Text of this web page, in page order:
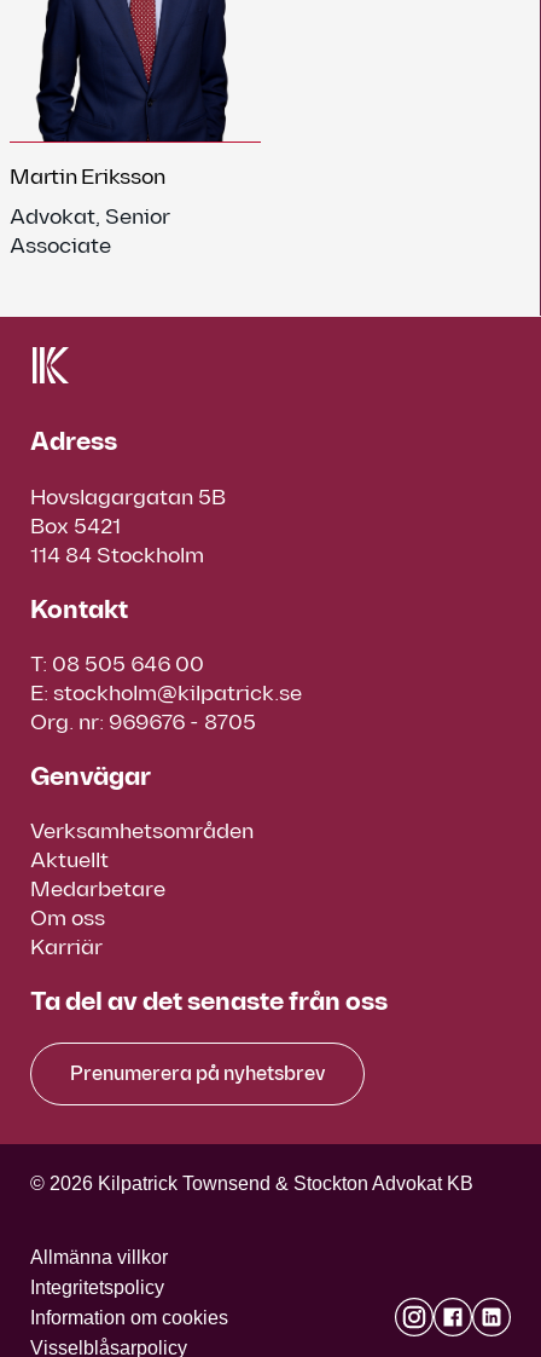
Martin Eriksson
Advokat, Senior
Associate
Adress
Hovslagargatan 5B
Box 5421
114 84 Stockholm
Kontakt
T: 08 505 646 00
E: stockholm@kilpatrick.se
Org. nr: 969676 - 8705
Genvägar
Verksamhetsområden
Aktuellt
Medarbetare
Om oss
Karriär
Ta del av det senaste från oss
Prenumerera på nyhetsbrev
© 2026 Kilpatrick Townsend & Stockton Advokat KB
Allmänna villkor
Integritetspolicy
Information om cookies
Visselblåsarpolicy